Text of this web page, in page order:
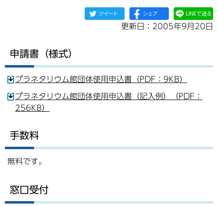
更新日：2005年9月20日
申請書（様式）
プラネタリウム館団体使用申込書（PDF：9KB）
プラネタリウム館団体使用申込書（記入例）（PDF：
256KB）
手数料
無料です。
窓口受付